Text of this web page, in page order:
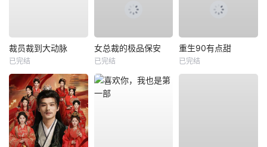
裁员裁到大动脉
已完结
女总裁的极品保安
已完结
重生90有点甜
已完结